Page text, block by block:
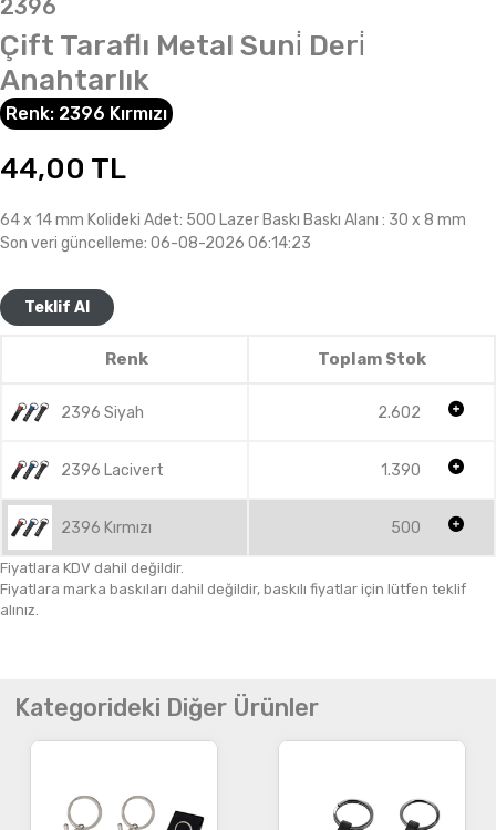
2396
Çift Taraflı Metal Suni̇ Deri̇
Anahtarlık
Renk: 2396 Kırmızı
44,00 TL
64 x 14 mm Kolideki Adet: 500 Lazer Baskı Baskı Alanı : 30 x 8 mm
Son veri güncelleme: 06-08-2026 06:14:23
Teklif Al
Renk Toplam Stok
2396 Siyah 2.602
2396 Lacivert 1.390
2396 Kırmızı 500
Fiyatlara KDV dahil değildir.
Fiyatlara marka baskıları dahil değildir, baskılı fiyatlar için lütfen teklif
alınız.
Kategorideki Diğer Ürünler